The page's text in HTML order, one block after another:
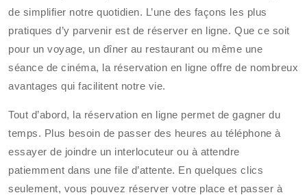
de simplifier notre quotidien. L’une des façons les plus
pratiques d’y parvenir est de réserver en ligne. Que ce soit
pour un voyage, un dîner au restaurant ou même une
séance de cinéma, la réservation en ligne offre de nombreux
avantages qui facilitent notre vie.
Tout d’abord, la réservation en ligne permet de gagner du
temps. Plus besoin de passer des heures au téléphone à
essayer de joindre un interlocuteur ou à attendre
patiemment dans une file d’attente. En quelques clics
seulement, vous pouvez réserver votre place et passer à